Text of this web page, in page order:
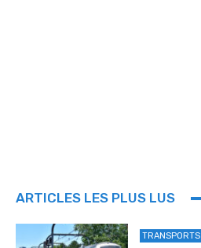
ARTICLES LES PLUS LUS
TRANSPORTS